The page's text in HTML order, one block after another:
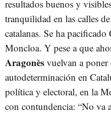
resultados buenos y
tranquilidad en las calles
catalanas. Se ha
Moncloa. Y pese a que
Aragonès vuelvan a
autodeterminación en
política y electoral, en la
con contundencia: “No va